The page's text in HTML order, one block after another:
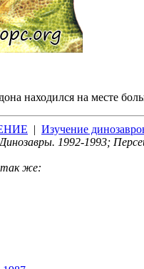
находился на месте
| Изучение
1992-1993;
же: